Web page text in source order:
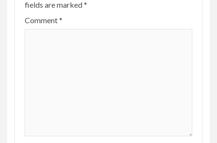
fields are marked*
Comment*